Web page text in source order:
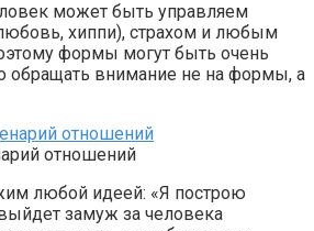
может быть управляем
хиппи), страхом и любым
формы могут быть очень
обращать внимание не на формы, а
отношений
любой идеей: «Я построю
замуж за человека